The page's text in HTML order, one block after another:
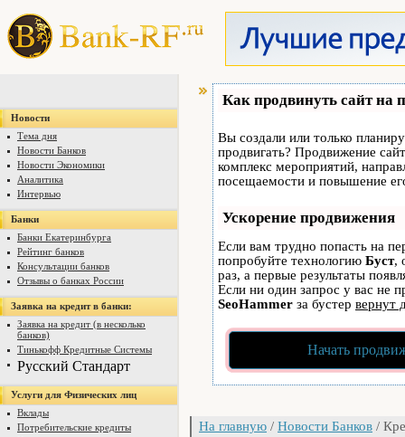
Новости
Тема дня
Новости Банков
Новости Экономики
Аналитика
Интервью
Банки
Банки Екатеринбурга
Рейтинг банков
Консультации банков
Отзывы о банках России
Заявка на кредит в банки:
Заявка на кредит (в несколько
банков)
Тинькофф Кредитные Системы
Русский Стандарт
Услуги для Физических лиц
Вклады
Потребительские кредиты
Как продвинуть сайт на
Вы создали или только
продвигать? Продвижение
комплекс мероприятий,
посещаемости и повышение
Ускорение продвижения
Если вам трудно попасть на
попробуйте технологию Буст,
раз, а первые результаты
Если ни один запрос у вас не
SeoHammer за бустер вернут
Начать
На главную / Новости Банков /